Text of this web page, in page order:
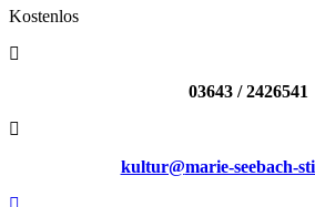
Kostenlos
03643 / 2426541
kultur@marie-seebach-